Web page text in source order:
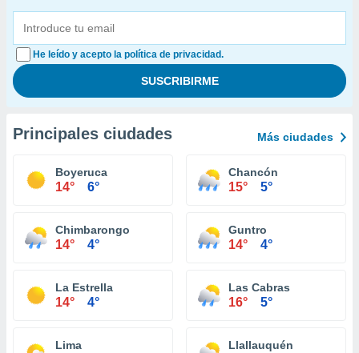
He leído y acepto la política de privacidad.
Principales ciudades Más ciudades
Boyeruca
14° 6°
Chancón
15° 5°
Chimbarongo
14° 4°
Guntro
14° 4°
La Estrella
14° 4°
Las Cabras
16° 5°
Lima Llallauquén